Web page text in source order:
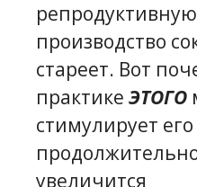
производство
стареет. Вот
практикеЭТОГО
стимулирует
увеличится